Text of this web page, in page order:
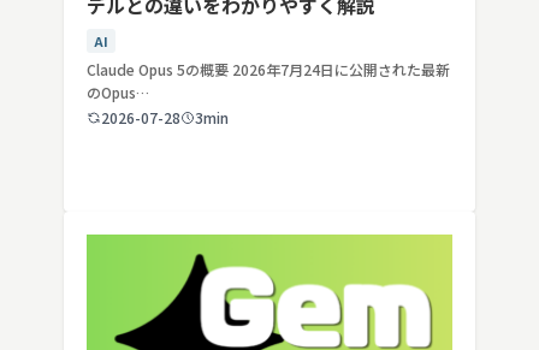
AI
Claude Opus 5の概要 2026年7月24日に公開された最新
のOpus…
2026-07-28
3min